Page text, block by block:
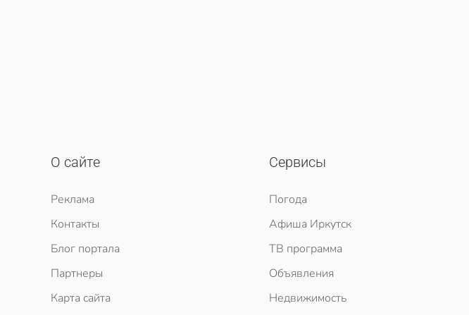
О сайте
Реклама
Контакты
Блог портала
Партнеры
Карта сайта
Сервисы
Погода
Афиша Иркутск
ТВ программа
Объявления
Недвижимость